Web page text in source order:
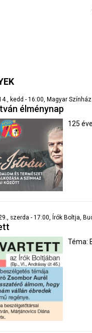
kedd - 16:00, Magyar Színház
élménynap
125
szerda - 17:00, Írók Boltja,
Téma: